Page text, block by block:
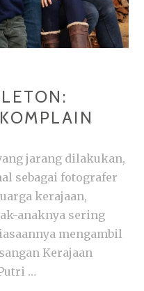
jarang dilakukan,
sebagai fotografer
kerajaan,
anaknya sering
mengambil
Kerajaan
…